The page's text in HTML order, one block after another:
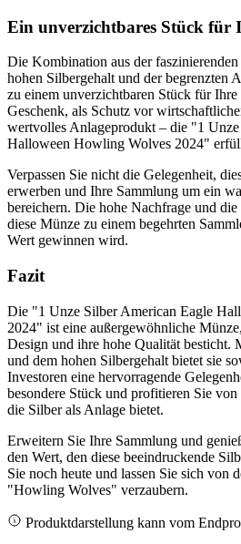
Ein unverzichtbares Stück für
Die Kombination aus der
hohen Silbergehalt und der begrenzten
zu einem unverzichtbaren Stück für
Geschenk, als Schutz vor
wertvolles Anlageprodukt – die "1
Halloween Howling Wolves 2024"
Verpassen Sie nicht die Gelegenheit,
erwerben und Ihre Sammlung um ein
bereichern. Die hohe Nachfrage und
diese Münze zu einem begehrten
Wert gewinnen wird.
Fazit
Die "1 Unze Silber American Eagle
2024" ist eine außergewöhnliche
Design und ihre hohe Qualität besticht.
und dem hohen Silbergehalt bietet sie
Investoren eine hervorragende
besondere Stück und profitieren Sie
die Silber als Anlage bietet.
Erweitern Sie Ihre Sammlung und
den Wert, den diese beeindruckende
Sie noch heute und lassen Sie sich von
"Howling Wolves" verzaubern.
Produktdarstellung kann vom